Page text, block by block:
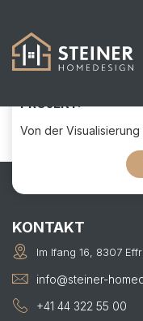
PROJEKT:
Von der
KONTAKT
Im Ifang 16, 8307
info@steiner-
+41 44 322 55 00